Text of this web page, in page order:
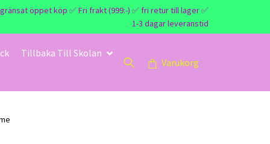
öppet köp ✅ Fri frakt (999:-) ✅ fri retur till lager ✅
1-3 dagar leveranstid
Tillbaka Till Skolan
Varukorg